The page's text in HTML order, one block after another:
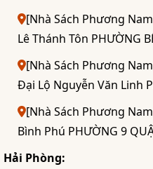
[Nhà Sách Phương
Lê Thánh Tôn PHƯỜNG
[Nhà Sách Phương
Đại Lộ Nguyễn Văn Linh
[Nhà Sách Phương
Bình Phú PHƯỜNG 9
Hải Phòng: